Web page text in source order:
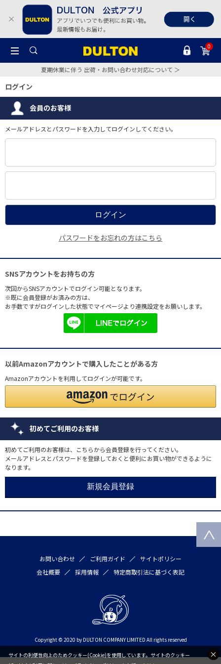
0
夏期休業に伴う 出荷・お問い合わせ対応について ＞
ログイン
会員のお客様
メールアドレスとパスワードを入力してログインしてください。
パスワードをお忘れの方はこちら
SNSアカウントをお持ちの方
次回からSNSアカウントでログイン可能となります。
※既に会員登録がお済みの方は、
お手数ですがログインした状態でマイページより連携設定をお願いします。
以前Amazonアカウントで購入したことがある方
Amazonアカウントを利用してログインが可能です。
初めてご利用のお客様
初めてご利用のお客様は、こちらから会員登録を行ってください。
メールアドレスとパスワードを登録しておくと便利にお買い物ができるように
なります。
お問い合わせ ご利用ガイド
サイトポリシー
会社概要
採用情報 特定商取引法に基づく表記
Copyright © 2020 by DULTON COMPANY LIMITED All rights reserved
サイトの利便性向上のためクッキー(Cookie)を使用しています。サイトのクッキー